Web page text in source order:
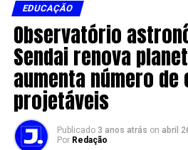
EDUCAÇÃO
Observatório
Sendai renova
aumenta número
projetáveis
Publicado 3 anos atrás on abril
Por Redação